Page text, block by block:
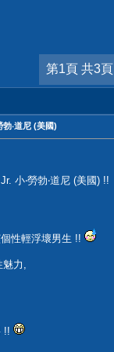
第1頁 共3頁
‧道尼 (美國)
小‧勞勃‧道尼 (美國) !!
性輕浮壞男生 !!
魅力,
!!